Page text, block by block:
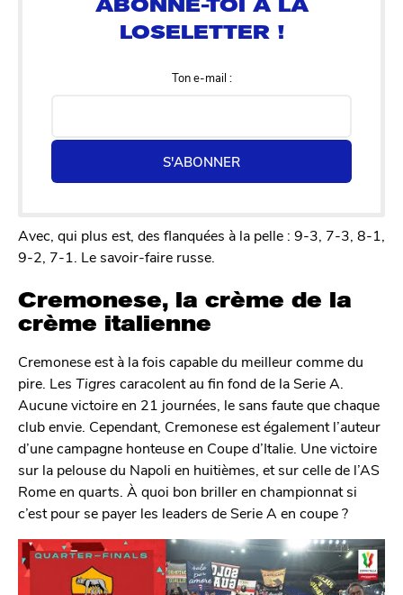
Ton e-mail :
S'ABONNER
Avec, qui plus est, des flanquées à la pelle : 9-3, 7-3, 8-1,
9-2, 7-1. Le savoir-faire russe.
Cremonese, la crème de la
crème italienne
Cremonese est à la fois capable du meilleur comme du
pire. Les Tigres caracolent au fin fond de la Serie A.
Aucune victoire en 21 journées, le sans faute que chaque
club envie. Cependant, Cremonese est également l’auteur
d’une campagne honteuse en Coupe d’Italie. Une victoire
sur la pelouse du Napoli en huitièmes, et sur celle de l’AS
Rome en quarts. À quoi bon briller en championnat si
c’est pour se payer les leaders de Serie A en coupe ?